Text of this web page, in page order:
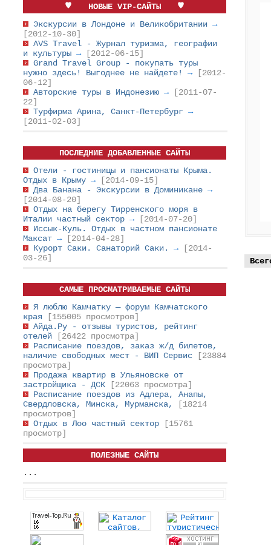
НОВЫЕ VIP-САЙТЫ
Экскурсии в Лондоне и Великобритании →
[2012-10-30]
AVS Travel - Журнал туризма, географии
и культуры →
[2012-06-15]
Grand Travel Group - покупать туры
нужно здесь! Выгоднее не найдете! →
[2012-
06-12]
Авторские туры в Индонезию →
[2011-07-
22]
Турфирма Арина, Санкт-Петербург →
[2011-02-03]
ПОСЛЕДНИЕ ДОБАВЛЕННЫЕ САЙТЫ
Отели - гостиницы и пансионаты Крыма.
Отдых в Крыму →
[2014-09-15]
Два Банана - Экскурсии в Доминикане →
[2014-08-20]
Отдых на берегу Тирренского моря в
Италии частный сектор →
[2014-07-20]
Иссык-Куль. Отдых в частном пансионате
Максат →
[2014-04-28]
Курорт Саки. Санаторий Саки. →
[2014-
03-26]
САМЫЕ ПРОСМАТРИВАЕМЫЕ САЙТЫ
Я люблю Камчатку — форум Камчатского
края
[155005 просмотров]
Айда.Ру - отзывы туристов, рейтинг
отелей
[26422 просмотра]
Расписание поездов, заказ ж/д билетов,
наличие свободных мест - ВИП Сервис
[23884
просмотра]
Продажа квартир в Ульяновске от
застройщика - ДСК
[22063 просмотра]
Расписание поездов из Адлера, Анапы,
Свердловска, Минска, Мурманска,
[18214
просмотров]
Отдых в Лоо частный сектор
[15761
просмотр]
ПОЛЕЗНЫЕ САЙТЫ
...